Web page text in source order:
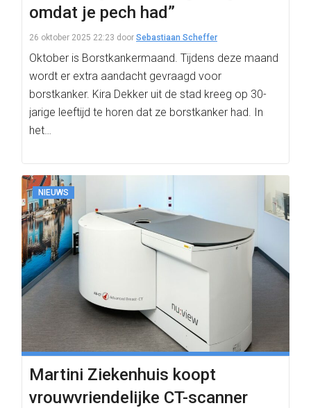
omdat je pech had”
26 oktober 2025 22:23 door Sebastiaan Scheffer
Oktober is Borstkankermaand. Tijdens deze maand
wordt er extra aandacht gevraagd voor
borstkanker. Kira Dekker uit de stad kreeg op 30-
jarige leeftijd te horen dat ze borstkanker had. In
het…
NIEUWS
Martini Ziekenhuis koopt
vrouwvriendelijke CT-scanner